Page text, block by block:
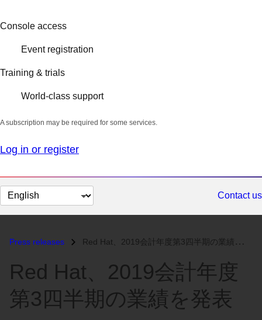
Console access
Event registration
Training & trials
World-class support
A subscription may be required for some services.
Log in or register
Change
page
Contact us
Press releases Red Hat、2019会計年度第3四半期の業績を発表...
Red Hat、2019会計年度
第3四半期の業績を発表